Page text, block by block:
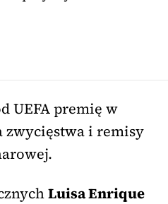
UEFA premię w
zwycięstwa i remisy
Luisa Enrique